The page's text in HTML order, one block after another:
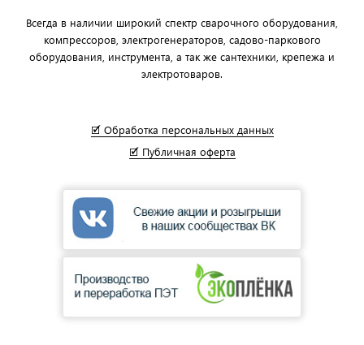
Всегда в наличии широкий спектр сварочного оборудования,
компрессоров, электрогенераторов, садово-паркового
оборудования, инструмента, а так же сантехники, крепежа и
электротоваров.
🗹 Обработка персональных данных
🗹 Публичная оферта